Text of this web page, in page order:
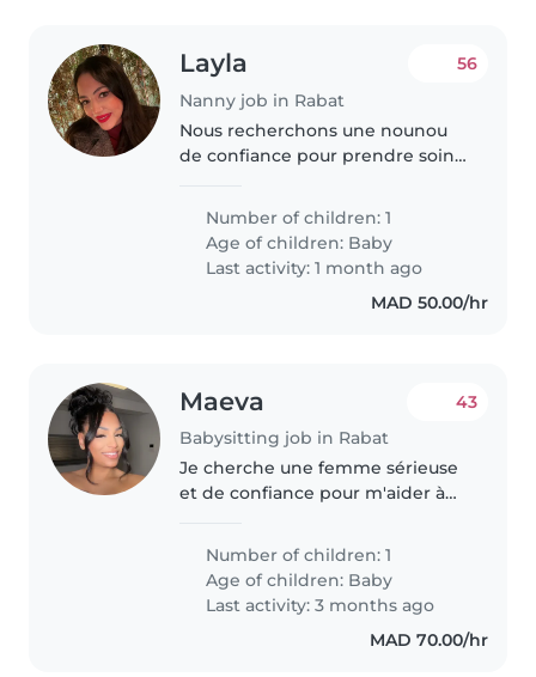
Layla
Nanny job in Rabat
56
Nous recherchons une nounou
de confiance pour prendre soin
intelligent et amical. Nous
aimerions une personne qui
peut..
Number of children: 1
Age of children: Baby
Last activity: 1 month ago
MAD 50.00/hr
Maeva
Babysitting job in Rabat
43
Je cherche une femme sérieuse
et de confiance pour m'aider à
maison pendant la journée,
quelques jours par semaine,
pendant que je fais mes
Number of children: 1
Age of children: Baby
Last activity: 3 months ago
MAD 70.00/hr